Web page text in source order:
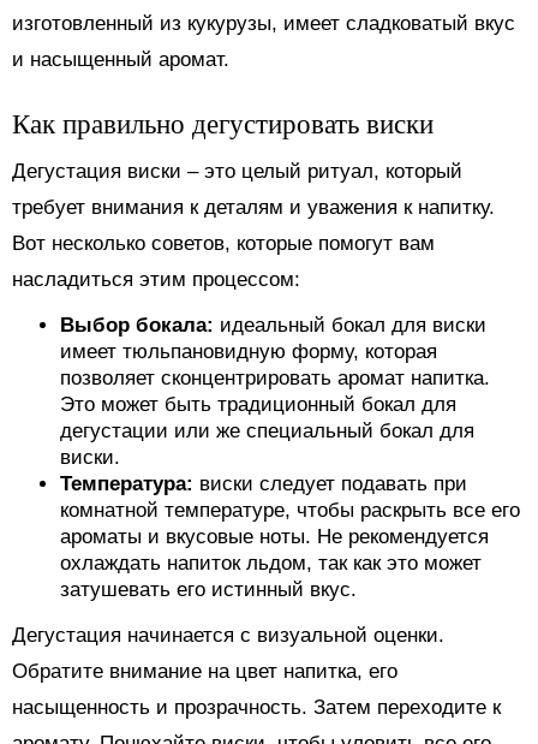
изготовленный из кукурузы, имеет сладковатый вкус
и насыщенный аромат.
Как правильно дегустировать виски
Дегустация виски – это целый ритуал, который
требует внимания к деталям и уважения к напитку.
Вот несколько советов, которые помогут вам
насладиться этим процессом:
Выбор бокала: идеальный бокал для виски
имеет тюльпановидную форму, которая
позволяет сконцентрировать аромат напитка.
Это может быть традиционный бокал для
дегустации или же специальный бокал для
виски.
Температура: виски следует подавать при
комнатной температуре, чтобы раскрыть все его
ароматы и вкусовые ноты. Не рекомендуется
охлаждать напиток льдом, так как это может
затушевать его истинный вкус.
Дегустация начинается с визуальной оценки.
Обратите внимание на цвет напитка, его
насыщенность и прозрачность. Затем переходите к